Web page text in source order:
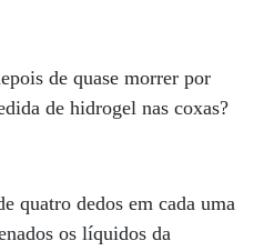
de quase morrer por
de hidrogel nas coxas?
quatro dedos em cada uma
os líquidos da